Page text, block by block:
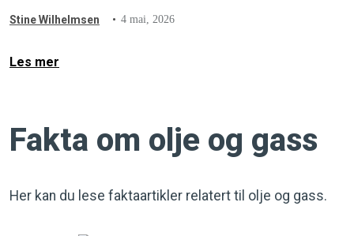
Stine Wilhelmsen 4 mai, 2026
Les mer
Fakta om olje og gass
Her kan du lese faktaartikler relatert til olje og gass.